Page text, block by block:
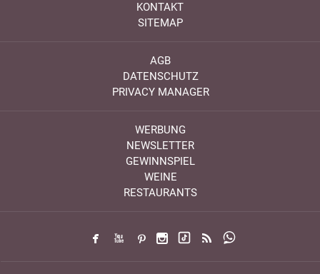
KONTAKT
SITEMAP
AGB
DATENSCHUTZ
PRIVACY MANAGER
WERBUNG
NEWSLETTER
GEWINNSPIEL
WEINE
RESTAURANTS